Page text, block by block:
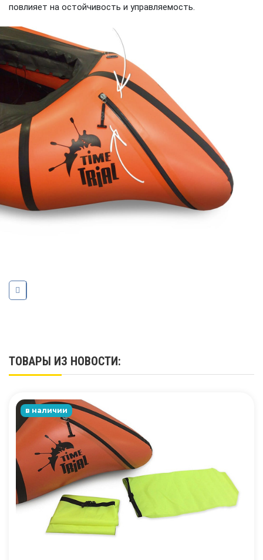
повлияет на остойчивость и управляемость.
ТОВАРЫ ИЗ НОВОСТИ:
в наличии